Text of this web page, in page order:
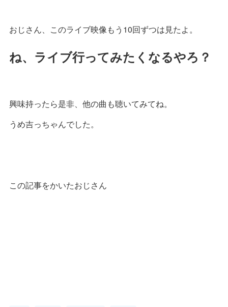
おじさん、このライブ映像もう10回ずつは見たよ。
ね、ライブ行ってみたくなるやろ？
興味持ったら是非、他の曲も聴いてみてね。
うめ吉っちゃんでした。
この記事をかいたおじさん